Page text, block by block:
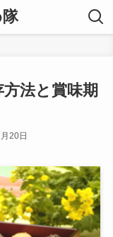
法と賞味期
20日